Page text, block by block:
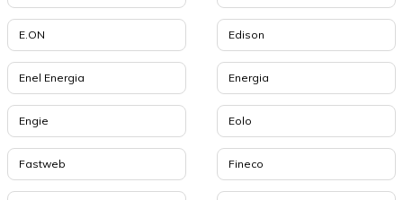
E.ON Edison
Enel Energia Energia
Engie Eolo
Fastweb Fineco